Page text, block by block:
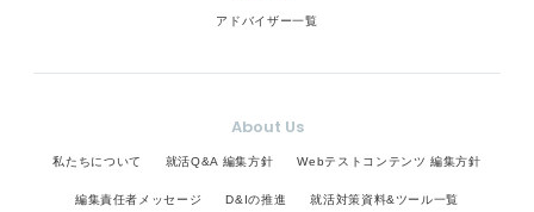
アドバイザー一覧
About Us
私たちについて 就活Q&A 編集方針 Webテストコンテンツ 編集方針
編集責任者メッセージ D&Iの推進 就活対策資料&ツール一覧